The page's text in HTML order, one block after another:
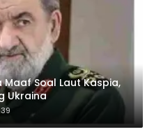
Maaf Soal Laut Kaspia,
Ukraina
39